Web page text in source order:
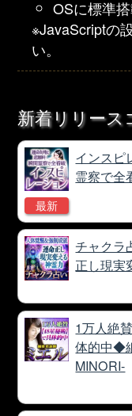
OSに標準
※JavaScriptの
い。
新着リリース
最新
インスピ
霊察で全
チャクラ
正し現実
1万人絶
体的中◆
MINORI-